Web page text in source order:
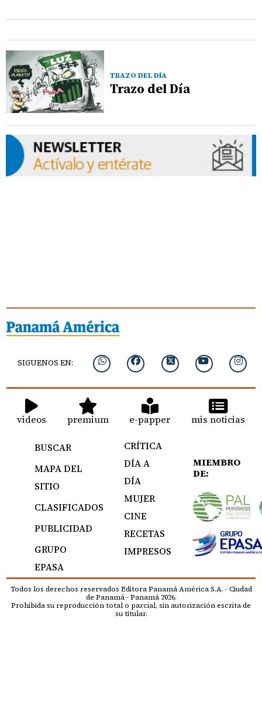
TRAZO DEL DÍA
Trazo del Día
SIGUENOS EN:
videos premium e-papper mis noticias
BUSCAR
MAPA DEL
SITIO
CLASIFICADOS
PUBLICIDAD
GRUPO
EPASA
CRÍTICA
DÍA A
DÍA
MUJER
CINE
RECETAS
IMPRESOS
MIEMBRO
DE:
Todos los derechos reservados Editora Panamá América S.A. - Ciudad
de Panamá - Panamá 2026.
Prohibida su reproducción total o parcial, sin autorización escrita de
su titular.